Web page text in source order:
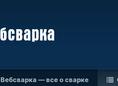
Вебсварка — все о сварке